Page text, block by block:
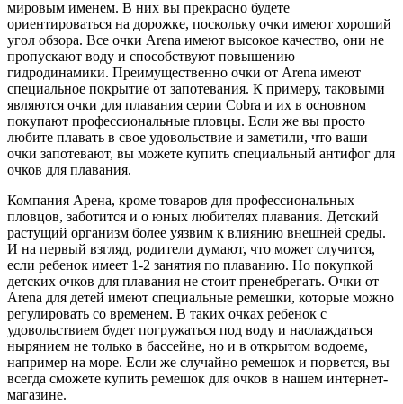
мировым именем. В них вы прекрасно будете
ориентироваться на дорожке, поскольку очки имеют хороший
угол обзора. Все очки Arena имеют высокое качество, они не
пропускают воду и способствуют повышению
гидродинамики. Преимущественно очки от Arena имеют
специальное покрытие от запотевания. К примеру, таковыми
являются очки для плавания серии Сobra и их в основном
покупают профессиональные пловцы. Если же вы просто
любите плавать в свое удовольствие и заметили, что ваши
очки запотевают, вы можете купить специальный антифог для
очков для плавания.
Компания Арена, кроме товаров для профессиональных
пловцов, заботится и о юных любителях плавания. Детский
растущий организм более уязвим к влиянию внешней среды.
И на первый взгляд, родители думают, что может случится,
если ребенок имеет 1-2 занятия по плаванию. Но покупкой
детских очков для плавания не стоит пренебрегать. Очки от
Arena для детей имеют специальные ремешки, которые можно
регулировать со временем. В таких очках ребенок с
удовольствием будет погружаться под воду и наслаждаться
нырянием не только в бассейне, но и в открытом водоеме,
например на море. Если же случайно ремешок и порвется, вы
всегда сможете купить ремешок для очков в нашем интернет-
магазине.